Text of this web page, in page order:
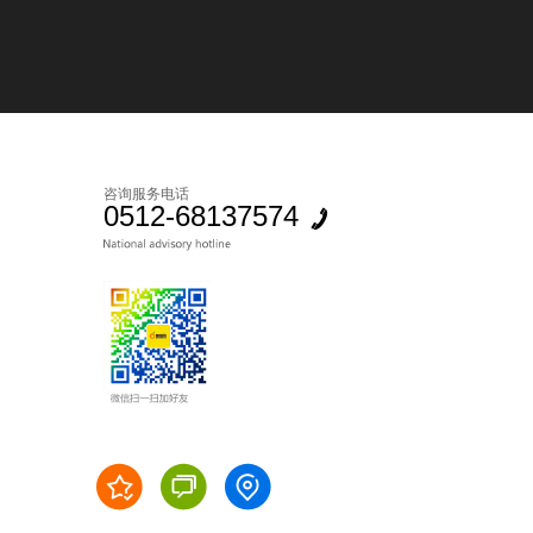
咨询服务电话
0512-68137574